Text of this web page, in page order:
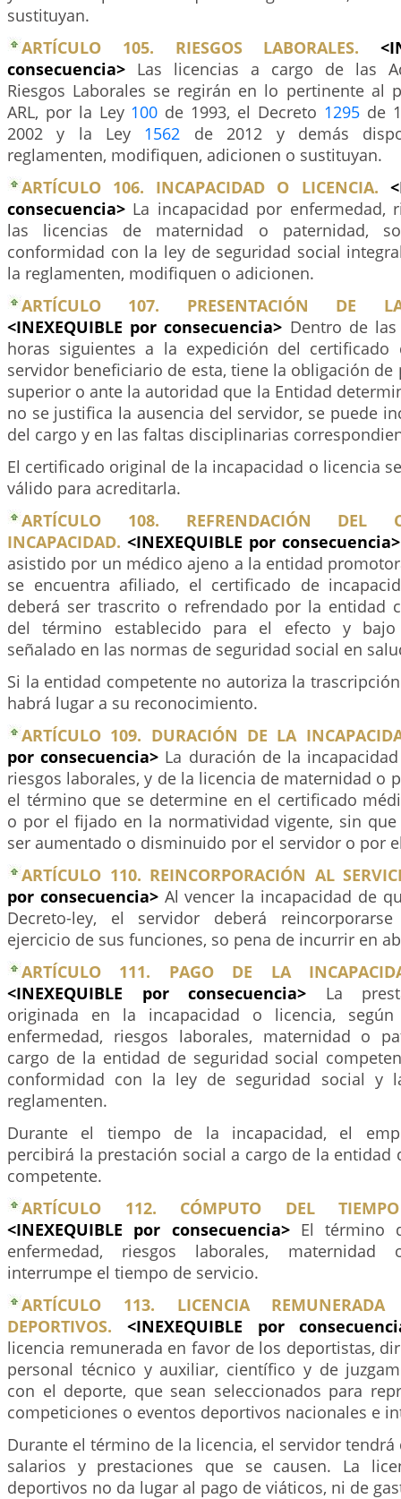
sustituyan.
ARTÍCULO 105. RIESGOS LABORALES.
consecuencia> Las licencias a cargo de las
Riesgos Laborales se regirán en lo pertinente al
ARL, por la Ley 100 de 1993, el Decreto 1295de
2002 y la Ley 1562 de 2012 y demás
reglamenten, modifiquen, adicionen o sustituyan.
ARTÍCULO 106. INCAPACIDAD O LICENCIA.
consecuencia> La incapacidad por enfermedad,
las licencias de maternidad o paternidad,
conformidad con la ley de seguridad social
la reglamenten, modifiquen o adicionen.
ARTÍCULO 107. PRESENTACIÓN DE
<INEXEQUIBLE por consecuencia> Dentro de
horas siguientes a la expedición del certificado
servidor beneficiario de esta, tiene la obligación de
superior o ante la autoridad que la Entidad
no se justifica la ausencia del servidor, se puede
del cargo y en las faltas disciplinarias
El certificado original de la incapacidad o licencia
válido para acreditarla.
ARTÍCULO 108. REFRENDACIÓN DEL
INCAPACIDAD. <INEXEQUIBLE por
asistido por un médico ajeno a la entidad
se encuentra afiliado, el certificado de
deberá ser trascrito o refrendado por la entidad
del término establecido para el efecto y
señalado en las normas de seguridad social en
Si la entidad competente no autoriza la
habrá lugar a su reconocimiento.
ARTÍCULO 109. DURACIÓN DE LA
por consecuencia> La duración de la
riesgos laborales, y de la licencia de maternidad o
el término que se determine en el certificado
o por el fijado en la normatividad vigente, sin
ser aumentado o disminuido por el servidor o por
ARTÍCULO 110. REINCORPORACIÓN AL
por consecuencia> Al vencer la incapacidad de
Decreto-ley, el servidor deberá
ejercicio de sus funciones, so pena de incurrir en
ARTÍCULO 111. PAGO DE LA
<INEXEQUIBLE por consecuencia> La
originada en la incapacidad o licencia, según
enfermedad, riesgos laborales, maternidad o
cargo de la entidad de seguridad social
conformidad con la ley de seguridad social y
reglamenten.
Durante el tiempo de la incapacidad, el
percibirá la prestación social a cargo de la entidad
competente.
ARTÍCULO 112. CÓMPUTO DEL
<INEXEQUIBLE por consecuencia> El término
enfermedad, riesgos laborales,
interrumpe el tiempo de servicio.
ARTÍCULO 113. LICENCIA REMUNERADA
DEPORTIVOS.
<INEXEQUIBLE por
licencia remunerada en favor de los deportistas,
personal técnico y auxiliar, científico y de
con el deporte, que sean seleccionados para
competiciones o eventos deportivos nacionales e
Durante el término de la licencia, el servidor tendrá
salarios y prestaciones que se causen. La
deportivos no da lugar al pago de viáticos, ni de